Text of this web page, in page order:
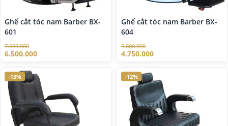
Ghế cắt tóc nam Barber BX-
601
7.000.000
6.500.000
Ghế cắt tóc nam Barber BX-
604
5.000.000
4.750.000
-13% -12%